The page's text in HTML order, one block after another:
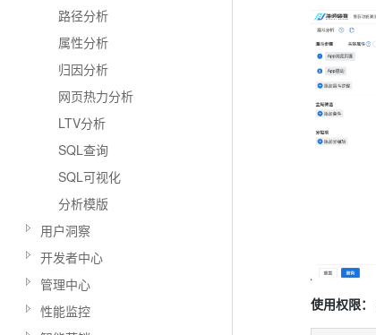
路径分析
属性分析
归因分析
网页热力分析
LTV分析
SQL查询
SQL可视化
分析模版
用户洞察
开发者中心
管理中心
性能监控
使用权限：